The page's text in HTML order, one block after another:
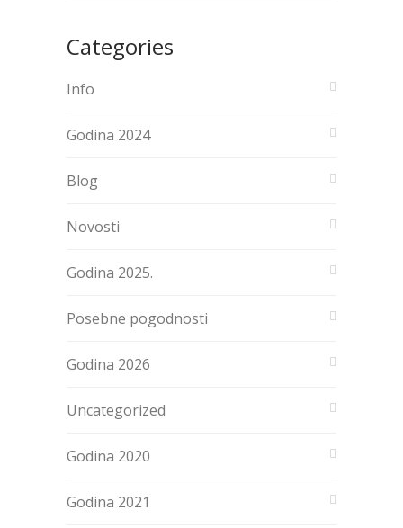
Categories
Info
Godina 2024
Blog
Novosti
Godina 2025.
Posebne pogodnosti
Godina 2026
Uncategorized
Godina 2020
Godina 2021